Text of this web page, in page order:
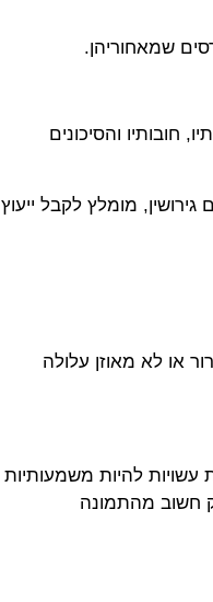
שמאחוריהן.
חובותיו והסיכונים
מומלץ לקבל ייעוץ
או לא מאוזן עלולה
עשויות להיות משמעותיות
חשוב מהתמונה